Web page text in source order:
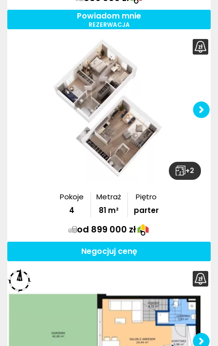
Powiadom mnie
REZERWACJA
+2
Pokoje
4
Metraż
81 m²
Piętro
parter
od 899 000 zł
Negocjuj cenę